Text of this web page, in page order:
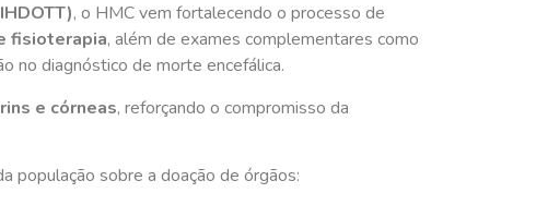
, o HMC vem fortalecendo o processo de
fisioterapia, além de exames complementares como
no diagnóstico de morte encefálica.
e córneas, reforçando o compromisso da
população sobre a doação de órgãos: